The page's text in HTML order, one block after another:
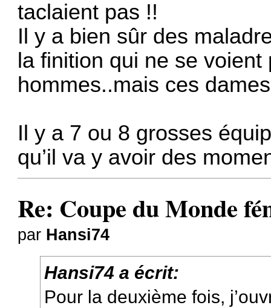
taclaient pas !!
Il y a bien sûr des
la finition qui ne se
hommes..mais ces
Il y a 7 ou 8 grosses
qu’il va y avoir des
Re: Coupe du Monde
par Hansi74
Hansi74 a écrit:
Pour la deuxième fois,